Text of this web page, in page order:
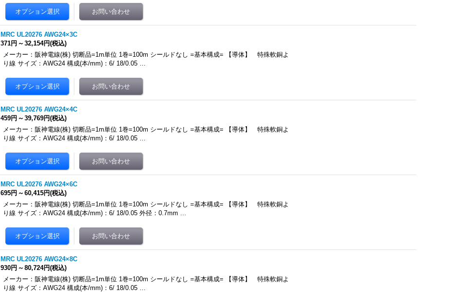
MRC UL20276 AWG24×3C
371円 ～ 32,154円(税込)
メーカー：阪神電線(株) 切断品=1m単位 1巻=100m シールドなし =基本構成= 【導体】 特殊軟銅よ
り線 サイズ：AWG24 構成(本/mm)：6/ 18/0.05 …
MRC UL20276 AWG24×4C
459円 ～ 39,769円(税込)
メーカー：阪神電線(株) 切断品=1m単位 1巻=100m シールドなし =基本構成= 【導体】 特殊軟銅よ
り線 サイズ：AWG24 構成(本/mm)：6/ 18/0.05 …
MRC UL20276 AWG24×6C
695円 ～ 60,415円(税込)
メーカー：阪神電線(株) 切断品=1m単位 1巻=100m シールドなし =基本構成= 【導体】 特殊軟銅よ
り線 サイズ：AWG24 構成(本/mm)：6/ 18/0.05 外径：0.7mm …
MRC UL20276 AWG24×8C
930円 ～ 80,724円(税込)
メーカー：阪神電線(株) 切断品=1m単位 1巻=100m シールドなし =基本構成= 【導体】 特殊軟銅よ
り線 サイズ：AWG24 構成(本/mm)：6/ 18/0.05 …